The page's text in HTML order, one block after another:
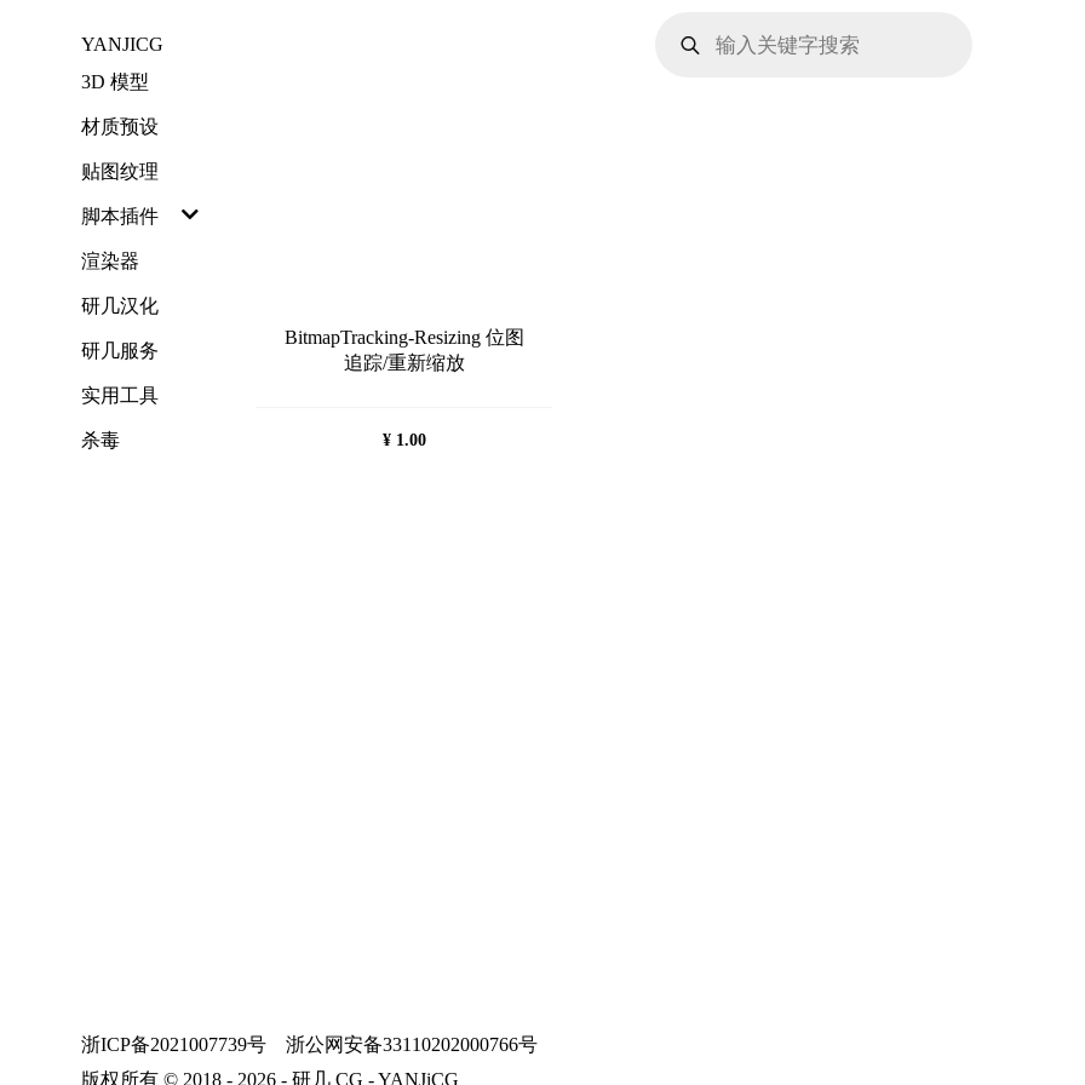
YANJICG
search
BitmapTracking-Resizing 位图
追踪/重新缩放
¥ 1.00
3D 模型
材质预设
贴图纹理
脚本插件
渲染器
研几汉化
研几服务
实用工具
杀毒
浙ICP备2021007739号
浙公网安备33110202000766号
版权所有 © 2018 - 2026 - 研几 CG - YANJiCG